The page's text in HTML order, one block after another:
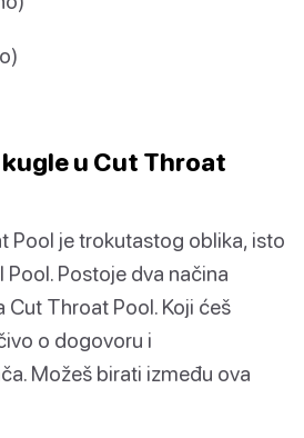
u Cut Throat
Pool je trokutastog oblika, isto
Pool. Postoje dva načina
Cut Throat Pool. Koji ćeš
o dogovoru i
Možeš birati između ova